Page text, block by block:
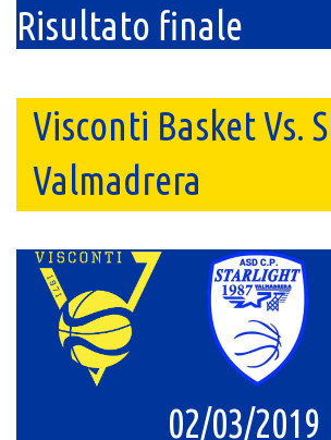
Risultato finale
Visconti Basket Vs.
Valmadrera
02/03/2019